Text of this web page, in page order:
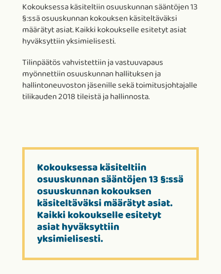
Kokouksessa käsiteltiin osuuskunnan sääntöjen 13
§:ssä osuuskunnan kokouksen käsiteltäväksi
määrätyt asiat. Kaikki kokoukselle esitetyt asiat
hyväksyttiin yksimielisesti.
Tilinpäätös vahvistettiin ja vastuuvapaus
myönnettiin osuuskunnan hallituksen ja
hallintoneuvoston jäsenille sekä toimitusjohtajalle
tilikauden 2018 tileistä ja hallinnosta.
Kokouksessa käsiteltiin
osuuskunnan sääntöjen 13 §:ssä
osuuskunnan kokouksen
käsiteltäväksi määrätyt asiat.
Kaikki kokoukselle esitetyt
asiat hyväksyttiin
yksimielisesti.